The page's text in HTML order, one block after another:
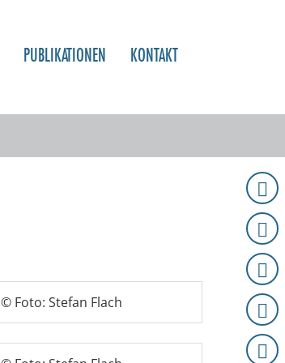
PUBLIKATIONEN KONTAKT
© Foto: Stefan Flach